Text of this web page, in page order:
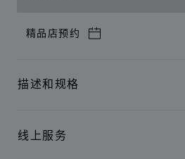
精品店预约
描述和规格
线上服务